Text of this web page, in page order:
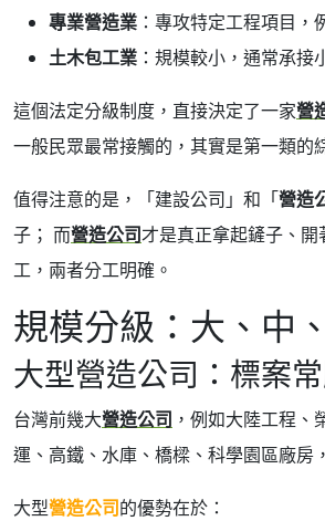
專業營造業 ：專攻特定工程項目，
土木包工業 ：規模較小，通常承接
這個法定分級制度，直接決定了一家營
一般民眾最常接觸的，其實是第一類
值得注意的是，「建設公司」和「營造
子； 而營造公司才是真正拿起鏟子、
工，兩者分工明確。
規模分級：大、中
大型營造公司：標案
台灣前幾大營造公司 ，例如大陸工程
運、高鐵、水庫、橋樑、科學園區廠房
大型營造公司的優勢在於：